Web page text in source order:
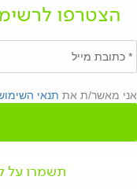
הצטרפו
אני מאשר/ת את תנאי
תשמרו על